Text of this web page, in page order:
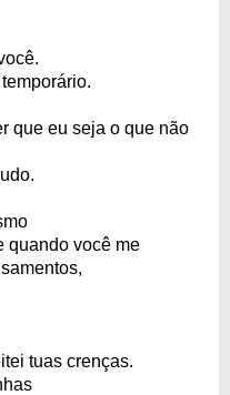
que eu seja o que não
quando você me
tuas crenças.